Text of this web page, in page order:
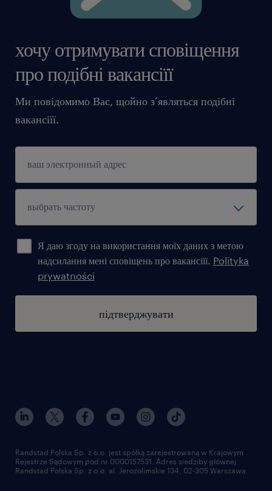
хочу отримувати сповіщення
про подібні вакансіїї
Ми повідомимо Вас, щойно з’являться подібні
вакансіїї.
Я даю згоду на використання моїх даних з метою
надсилання мені сповіщень про вакансіїї. Polityka
prywatności
підтверджувати
Randstad Polska Sp. z o.o. jest spółką zarejestrowaną w Krajowym
Rejestrze Sądowym pod nr 0000157531. Adres siedziby głównej
Randstad Polska Sp. z o.o. al. Jerozolimskie 134, 02-305 Warszawa.